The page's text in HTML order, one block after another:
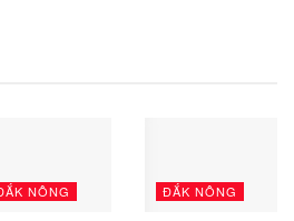
NÔNG ĐẮK NÔNG